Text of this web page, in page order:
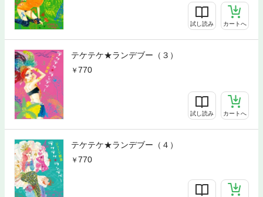
試し読み カートへ
テケテケ★ランデブー（３）
770
試し読み カートへ
テケテケ★ランデブー（４）
770